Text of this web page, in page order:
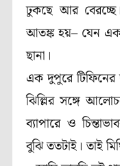
ঢুকছে আর
আতঙ্ক হয়– যেন
ছানা।
এক দুপুরে টিফিনের
ঝিল্লির সঙ্গে
ব্যাপারে ও
বুঝি ততটাই। তাই